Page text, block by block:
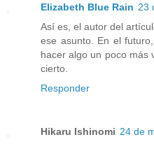
Elizabeth Blue Rain 23
Así es, el autor del
ese asunto. En el
hacer algo un poco más
cierto.
Responder
Hikaru Ishinomi 24 de